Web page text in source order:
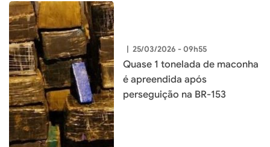
| 25/03/2026 - 09h55
Quase 1 tonelada de maconha
é apreendida após
perseguição na BR-153